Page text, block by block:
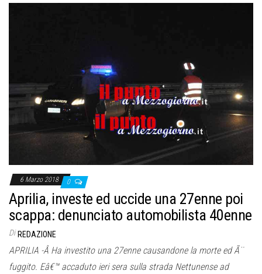
6 Marzo 2018 0
Aprilia, investe ed uccide una 27enne poi
scappa: denunciato automobilista 40enne
Di REDAZIONE
APRILIA -Â Ha investito una 27enne causandone la morte ed Ã¨
fuggito. Eâ€™ accaduto ieri sera sulla strada Nettunense ad